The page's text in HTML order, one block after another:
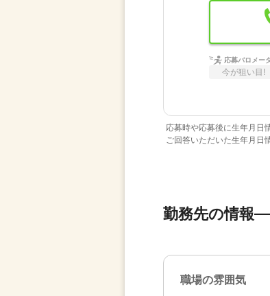
応募バロメー
今が狙い目!
応募時や応募後に生年月日
ご回答いただいた生年月日
勤務先の情報
職場の雰囲気